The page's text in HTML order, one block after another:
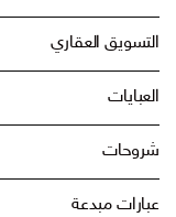
التسويق العقاري
العبايات
شروحات
عبارات مبدعة